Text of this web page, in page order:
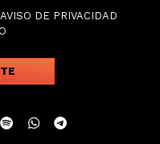
AVISO DE PRIVACIDAD